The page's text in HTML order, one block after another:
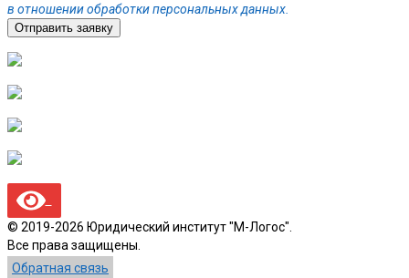
в отношении обработки персональных данных.
Отправить заявку
© 2019-2026 Юридический институт "М-Логос".
Все права защищены.
Обратная связь